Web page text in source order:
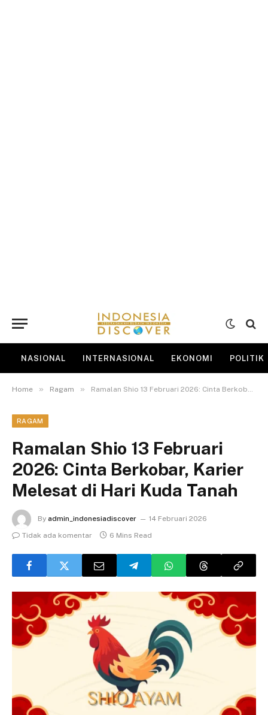
NASIONAL INTERNASIONAL EKONOMI POLITIK
Home » Ragam » Ramalan Shio 13 Februari 2026: Cinta Berkobar, Karier Melesat di Hari Kuda Tanah
RAGAM
Ramalan Shio 13 Februari
2026: Cinta Berkobar, Karier
Melesat di Hari Kuda Tanah
By admin_indonesiadiscover
14 Februari 2026
Tidak ada komentar
6 Mins Read